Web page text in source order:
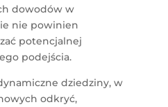
dowodów w
nie powinien
potencjalnej
podejścia.
dziedziny, w
odkryć,